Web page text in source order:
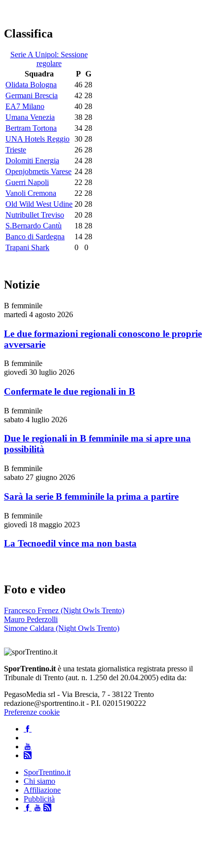
Classifica
Serie A Unipol: Sessione
regolare
Squadra
P G
Olidata Bologna
46 28
Germani Brescia
42 28
EA7 Milano
40 28
Umana Venezia
38 28
Bertram Tortona
34 28
UNA Hotels Reggio 30 28
Trieste
26 28
Dolomiti Energia
24 28
Openjobmetis Varese 24 28
Guerri Napoli
22 28
Vanoli Cremona
22 28
Old Wild West Udine 20 28
Nutribullet Treviso
20 28
S.Bernardo Cantù
18 28
Banco di Sardegna
14 28
Trapani Shark
0 0
Notizie
B femminile
martedì 4 agosto 2026
Le due formazioni regionali conoscono le proprie
avversarie
B femminile
giovedì 30 luglio 2026
Confermate le due regionali in B
B femminile
sabato 4 luglio 2026
Due le regionali in B femminile ma si apre una
possibilità
B femminile
sabato 27 giugno 2026
Sarà la serie B femminile la prima a partire
B femminile
giovedì 18 maggio 2023
La Tecnoedil vince ma non basta
Foto e video
Francesco Frenez (Night Owls Trento)
Mauro Pederzolli
Simone Caldara (Night Owls Trento)
SporTrentino.it è una testata giornalistica registrata presso il
Tribunale di Trento (aut. n. 1.250 del 20.04.2005) edita da:
PegasoMedia srl - Via Brescia, 7 - 38122 Trento
redazione@sportrentino.it - P.I. 02015190222
Preferenze cookie
SporTrentino.it
Chi siamo
Affiliazione
Pubblicità